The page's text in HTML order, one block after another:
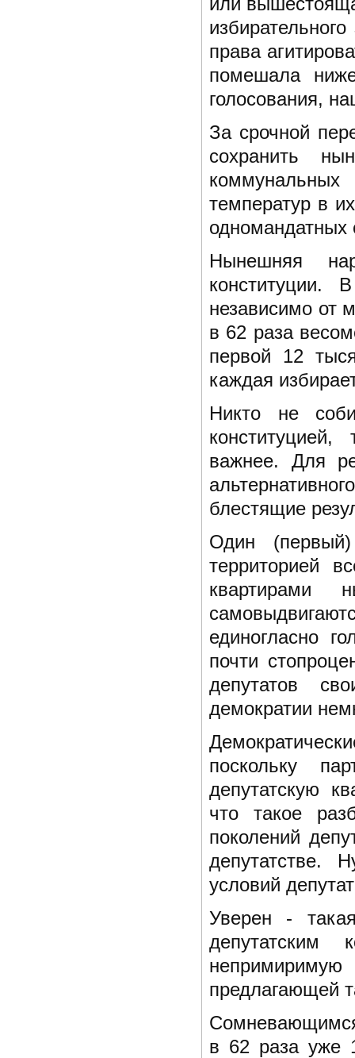
права
помешала
голосования,
За срочной
сохранить
температур в
одномандатных
Нынешняя
конституции.
независимо от
в 62 раза
первой 12
каждая
Никто не
важнее. Для
блестящие
Один
территорией
квартирами
единогласно
почти
депутатов
демократии
поскольку
депутатскую
что такое
поколений
условий
Уверен -
предлагающей
Сомневающимся
в 62 раза уже